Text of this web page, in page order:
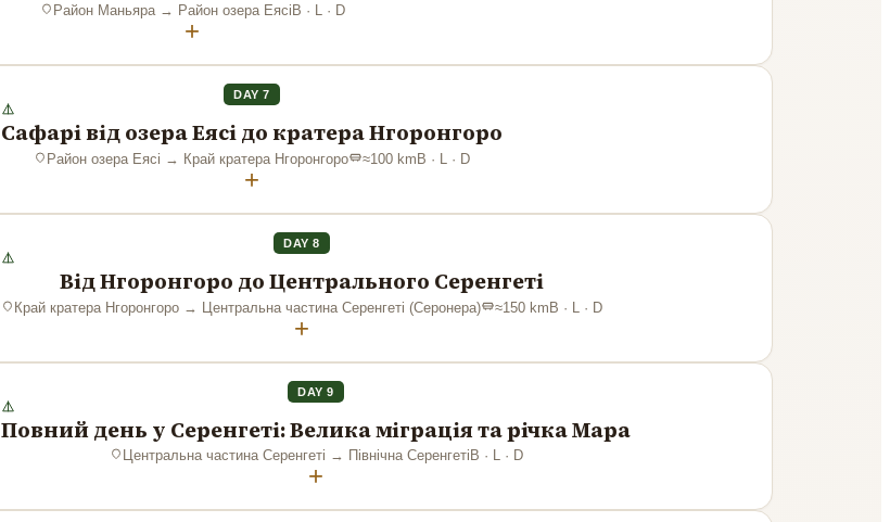
Район Маньяра→ Район озера Еясі B · L · D
+
DAY 7
Сафарі від озера Еясі до кратера Нгоронгоро
Район озера Еясі → Край кратера Нгоронгоро ≈100 km B · L · D
+
DAY 8
Від Нгоронгоро до Центрального Серенгеті
Край кратера Нгоронгоро → Центральна частина Серенгеті (Серонера) ≈150 km B · L · D
+
DAY 9
Повний день у Серенгеті: Велика міграція та річка Мара
Центральна частина Серенгеті → Північна Серенгеті B · L · D
+